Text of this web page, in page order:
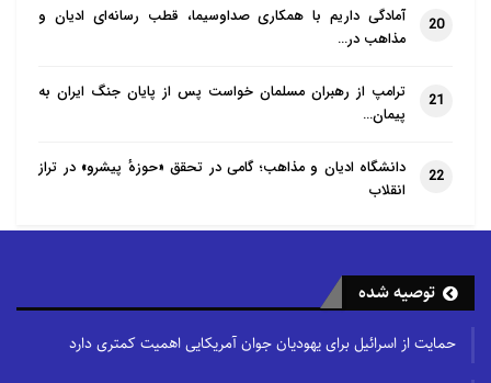
20
آمادگی داریم با همکاری صداوسیما، قطب رسانه‌ای ادیان و
مذاهب در…
21
ترامپ از رهبران مسلمان خواست پس از پایان جنگ ایران به
پیمان…
22
دانشگاه ادیان و مذاهب؛ گامی در تحقق «حوزهٔ پیشرو» در تراز
انقلاب
توصیه شده
حمایت از اسرائیل برای یهودیان جوان آمریکایی اهمیت کمتری دارد